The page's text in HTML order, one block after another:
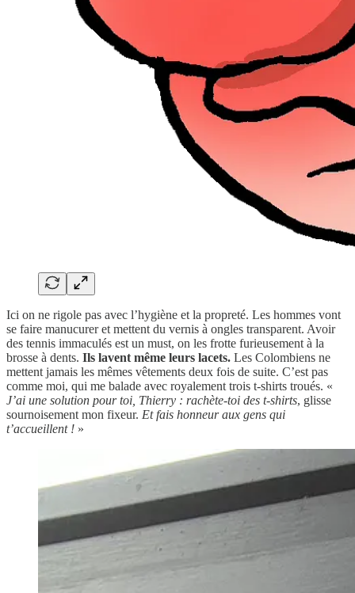
Ici on ne rigole pas avec l’hygiène et la propreté. Les hommes vont
se faire manucurer et mettent du vernis à ongles transparent. Avoir
des tennis immaculés est un must, on les frotte furieusement à la
brosse à dents. Ils lavent même leurs lacets. Les Colombiens ne
mettent jamais les mêmes vêtements deux fois de suite. C’est pas
comme moi, qui me balade avec royalement trois t-shirts troués. «
J’ai une solution pour toi, Thierry : rachète-toi des t-shirts, glisse
sournoisement mon fixeur. Et fais honneur aux gens qui
t’accueillent ! »